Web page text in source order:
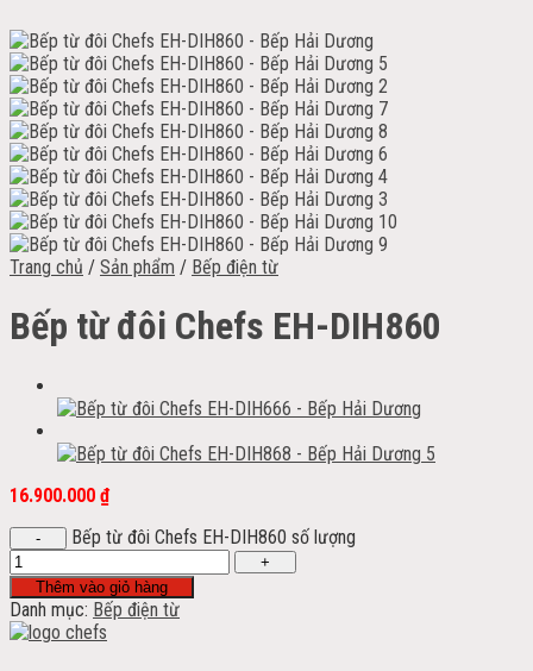
Trang chủ / Sản phẩm / Bếp điện từ
Bếp từ đôi Chefs EH-DIH860
16.900.000 ₫
Bếp từ đôi Chefs EH-DIH860 số lượng
Thêm vào giỏ hàng
Danh mục: Bếp điện từ